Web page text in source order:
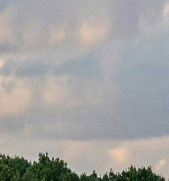
입찰공고
공고
매거진:BLOG
부민병원 40주년 역사관
조직도
언론보도
매거진:BLOG